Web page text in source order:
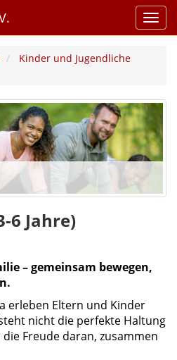
Kinder und Jugendliche
6 Jahre)
– gemeinsam bewegen,
erleben Eltern und Kinder
nicht die perfekte Haltung
Freude daran, zusammen